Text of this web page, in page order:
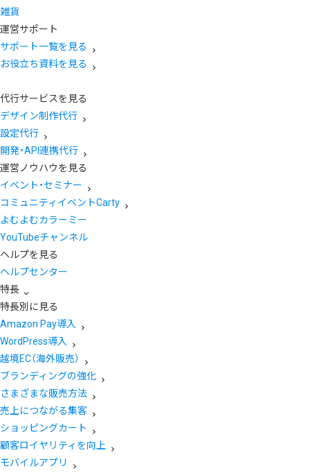
雑貨
運営サポート
サポート一覧を見る
お役立ち資料を見る
代行サービスを見る
デザイン制作代行
設定代行
開発・API連携代行
運営ノウハウを見る
イベント・セミナー
コミュニティイベントCarty
よむよむカラーミー
YouTubeチャンネル
ヘルプを見る
ヘルプセンター
特長
特長別に見る
Amazon Pay導入
WordPress導入
越境EC（海外販売）
ブランディングの強化
さまざまな販売方法
売上につながる集客
ショッピングカート
顧客ロイヤリティを向上
モバイルアプリ